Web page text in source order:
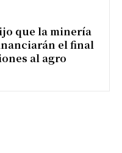
que la minería
el final
al agro